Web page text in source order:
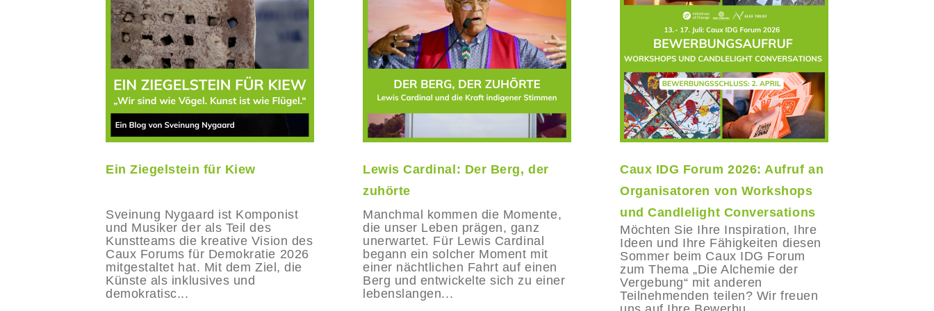
Ein Ziegelstein für Kiew
Sveinung Nygaard ist Komponist
und Musiker der als Teil des
Kunstteams die kreative Vision des
Caux Forums für Demokratie 2026
mitgestaltet hat. Mit dem Ziel, die
Künste als inklusives und
demokratisc...
Lewis Cardinal: Der Berg, der
zuhörte
Manchmal kommen die Momente,
die unser Leben prägen, ganz
unerwartet. Für Lewis Cardinal
begann ein solcher Moment mit
einer nächtlichen Fahrt auf einen
Berg und entwickelte sich zu einer
lebenslangen...
Caux IDG Forum 2026: Aufruf an
Organisatoren von Workshops
und Candlelight Conversations
Möchten Sie Ihre Inspiration, Ihre
Ideen und Ihre Fähigkeiten diesen
Sommer beim Caux IDG Forum
zum Thema „Die Alchemie der
Vergebung“ mit anderen
Teilnehmenden teilen? Wir freuen